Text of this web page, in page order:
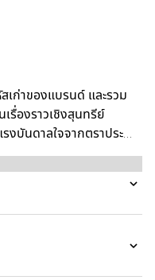
ก่าของแบรนด์ และรวม
รื่องราวเชิงสุนทรีย์
บันดาลใจจากตราประจำ
อร์จิวเวลรี่